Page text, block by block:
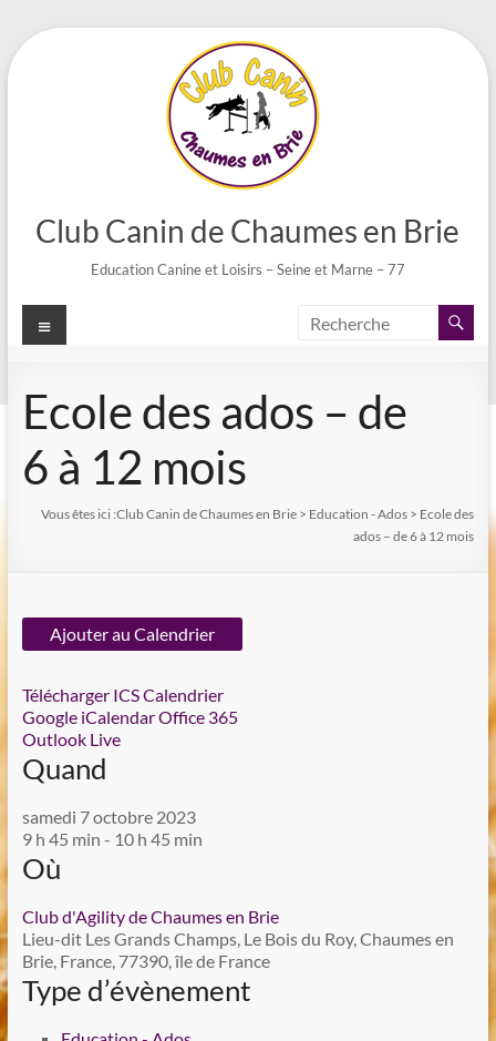
Aller
au
Club Canin de Chaumes en Brie
Education Canine et Loisirs – Seine et Marne – 77
Menu
Ecole des ados – de
6 à 12 mois
Vous êtes ici :Club Canin de Chaumes en Brie > Education - Ados > Ecole des
ados – de 6 à 12 mois
Ajouter au Calendrier
Télécharger ICSCalendrier
Google iCalendarOffice 365
Outlook Live
Quand
samedi 7 octobre 2023
9 h 45 min - 10 h 45 min
Où
Club d'Agility de Chaumes en Brie
Lieu-dit Les Grands Champs, Le Bois du Roy, Chaumes en
Brie, France, 77390, île de France
Type d’évènement